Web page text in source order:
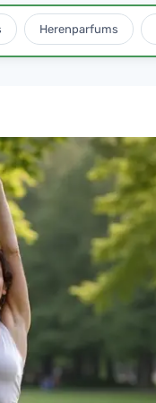
Herenparfums